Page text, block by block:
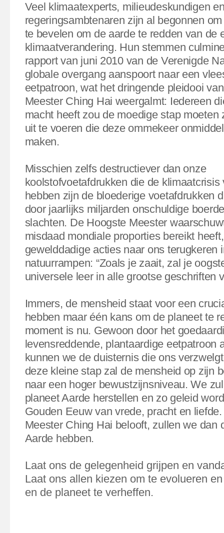
Veel klimaatexperts, milieudeskundigen
regeringsambtenaren zijn al begonnen
te bevelen om de aarde te redden van de
klimaatverandering. Hun stemmen
rapport van juni 2010 van de Verenigde
globale overgang aanspoort naar een
eetpatroon, wat het dringende pleidooi
Meester Ching Hai weergalmt: Iedereen
macht heeft zou de moedige stap moeten
uit te voeren die deze ommekeer
maken.
Misschien zelfs destructiever dan onze
koolstofvoetafdrukken die de klimaatcrisis
hebben zijn de bloederige voetafdrukken
door jaarlijks miljarden onschuldige
slachten. De Hoogste Meester
misdaad mondiale proporties bereikt
gewelddadige acties naar ons terugkeren
natuurrampen: “Zoals je zaait, zal je
universele leer in alle grootse geschriften
Immers, de mensheid staat voor een
hebben maar één kans om de planeet te
moment is nu. Gewoon door het
levensreddende, plantaardige eetpatroon
kunnen we de duisternis die ons
deze kleine stap zal de mensheid op zijn
naar een hoger bewustzijnsniveau. We
planeet Aarde herstellen en zo geleid
Gouden Eeuw van vrede, pracht en
Meester Ching Hai belooft, zullen we dan
Aarde hebben.
Laat ons de gelegenheid grijpen en
Laat ons allen kiezen om te evolueren
en de planeet te verheffen.